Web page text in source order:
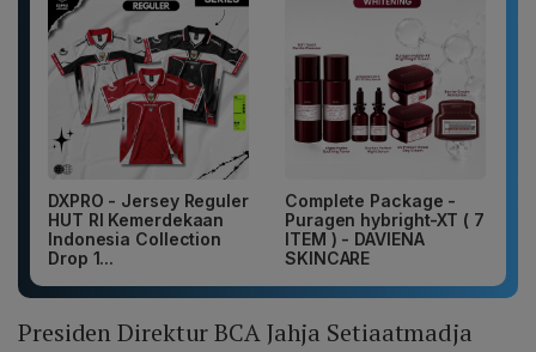
DXPRO - Jersey Reguler
HUT RI Kemerdekaan
Indonesia Collection
Drop 1...
Complete Package -
Puragen hybright-XT ( 7
ITEM ) - DAVIENA
SKINCARE
Presiden Direktur BCA Jahja Setiaatmadja